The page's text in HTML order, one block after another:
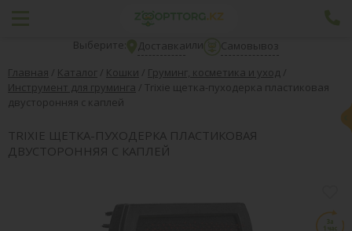
Выберите: Доставкаили
Самовывоз
Главная / Каталог / Кошки / Груминг, косметика и уход /
Инструмент для груминга / Trixie щетка-пуходерка пластиковая
двусторонняя с каплей
TRIXIE ЩЕТКА-ПУХОДЕРКА ПЛАСТИКОВАЯ
ДВУСТОРОННЯЯ С КАПЛЕЙ